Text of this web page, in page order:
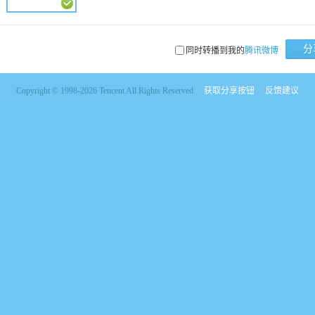
同时转播到我的腾讯微博 分
Copyright © 1998-2026 Tencent All Rights Reserved 获取分享按钮 反馈建议